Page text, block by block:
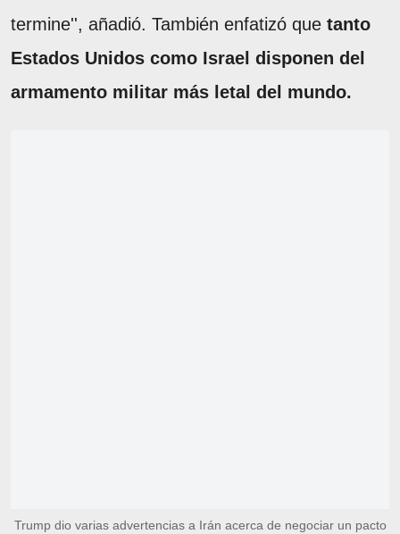
termine'', añadió. También enfatizó que tanto
Estados Unidos como Israel disponen del
armamento militar más letal del mundo.
Trump dio varias advertencias a Irán acerca de negociar un pacto